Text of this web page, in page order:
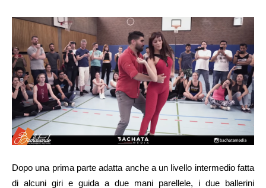
Dopo una prima parte adatta anche a un livello intermedio fatta
di alcuni giri e guida a due mani parellele, i due ballerini